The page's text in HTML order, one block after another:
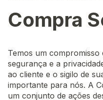
Compra
Temos um
segurança e a
ao cliente e o sigilo de
importante para nós. A
um conjunto de ações